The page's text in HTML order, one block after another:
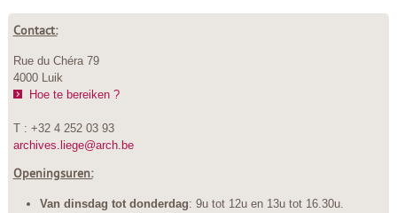
Contact:
Rue du Chéra 79
4000 Luik
Hoe te bereiken ?
T : +32 4 252 03 93
archives.liege@arch.be
Openingsuren:
Van dinsdag tot donderdag: 9u tot 12u en 13u tot 16.30u.